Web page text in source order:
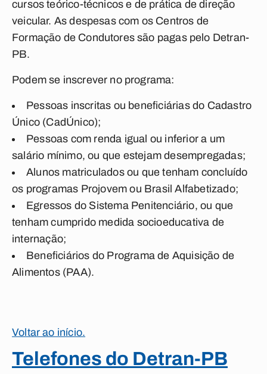
cursos teórico-técnicos e de prática de direção
veicular. As despesas com os Centros de
Formação de Condutores são pagas pelo Detran-
PB.
Podem se inscrever no programa:
Pessoas inscritas ou beneficiárias do Cadastro
Único (CadÚnico);
Pessoas com renda igual ou inferior a um
salário mínimo, ou que estejam desempregadas;
Alunos matriculados ou que tenham concluído
os programas Projovem ou Brasil Alfabetizado;
Egressos do Sistema Penitenciário, ou que
tenham cumprido medida socioeducativa de
internação;
Beneficiários do Programa de Aquisição de
Alimentos (PAA).
Voltar ao início.
Telefones do Detran-PB